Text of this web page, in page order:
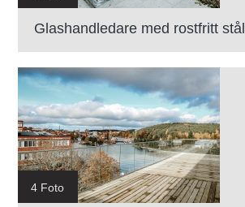
Glashandledare med rostfritt stål
4 Foto